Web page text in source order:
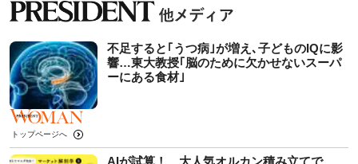
不足すると｢うつ病｣が増え､子どものIQに影
響…東大教授｢脳のために欠かせないスーパ
ーにある食材｣
トップページへ